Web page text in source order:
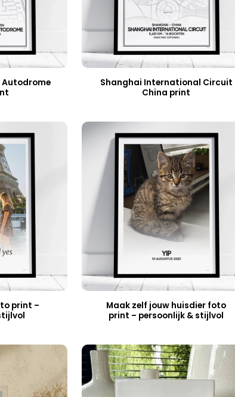
Shanghai International Circuit
China print
print –
Maak zelf jouw huisdier foto
print – persoonlijk & stijlvol